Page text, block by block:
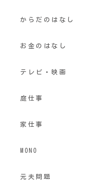
からだのはなし
お金のはなし
テレビ・映画
庭仕事
家仕事
MONO
元夫問題